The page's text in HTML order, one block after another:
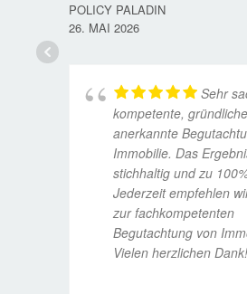
POLICY PALADIN
26. MAI 2026
Sehr
kompetente,
anerkannte
Immobilie. Das
stichhaltig und zu
Jederzeit empfehlen
zur fachkompetenten
Begutachtung von
Vielen herzlichen